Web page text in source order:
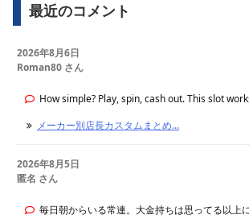
最近のコメント
2026年8月6日
Roman80 さん
How simple? Play, spin, cash out. This slot
メーカー別店長カスタムまとめ...
2026年8月5日
匿名 さん
毎日朝からいる常連。大金持ちは思ってる以上